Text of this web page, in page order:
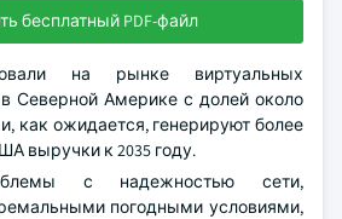
бесплатный PDF-файл
на рынке виртуальных
Северной Америке с долей около
и, как ожидается, генерируют более
выручки к 2035 году.
с надежностью сети,
погодными условиями,